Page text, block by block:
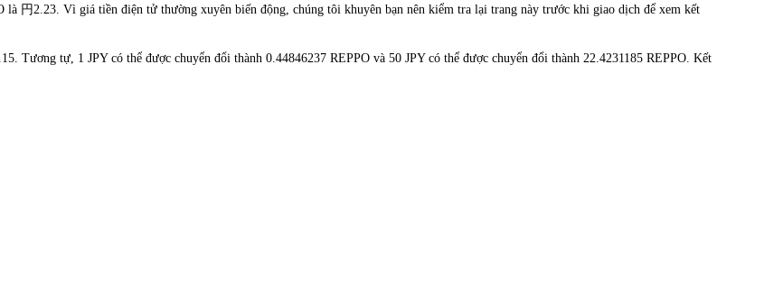
là 円2.23. Vì giá tiền điện tử thường xuyên biến động, chúng tôi khuyên bạn nên kiểm tra lại trang này trước khi giao dịch để xem kết
Tương tự, 1 JPY có thể được chuyển đổi thành 0.44846237 REPPO và 50 JPY có thể được chuyển đổi thành 22.4231185 REPPO. Kết